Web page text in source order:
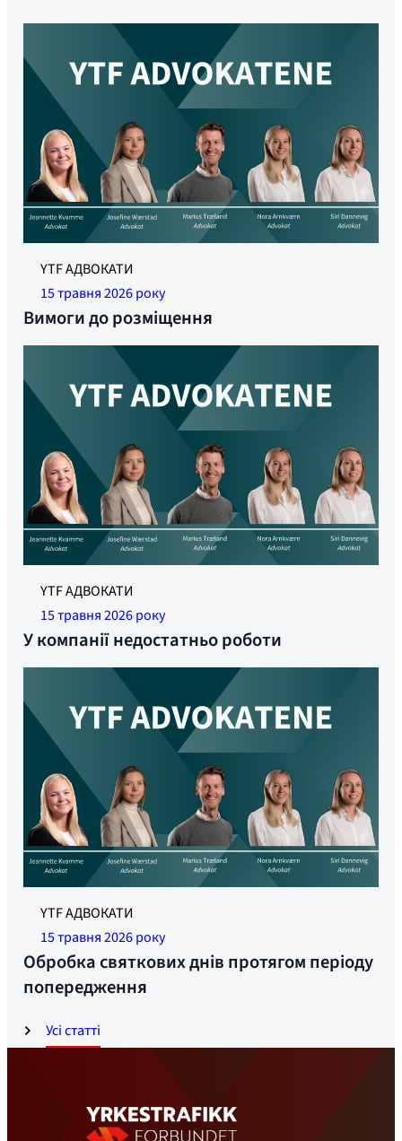
Усі статті
YTF АДВОКАТИ
15 травня 2026 року
Вимоги до розміщення
YTF АДВОКАТИ
15 травня 2026 року
У компанії недостатньо роботи
YTF АДВОКАТИ
15 травня 2026 року
Обробка святкових днів протягом періоду
попередження